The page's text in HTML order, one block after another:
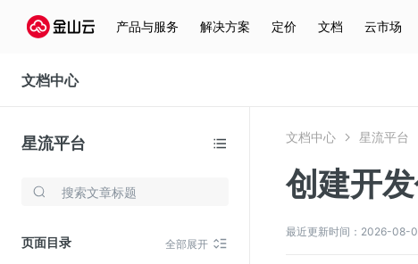
产品与服务 解决方案 定价 文档 云市场
文档中心
星流平台
页面目录 全部展开
存储与云分发
文档中心 星流平台
创建开
最近更新时间：2026-08-